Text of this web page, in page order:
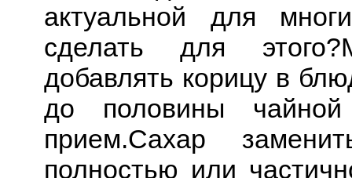
актуальной для
сделать для
добавлять корицу в
до половины
прием.Сахар
полностью или